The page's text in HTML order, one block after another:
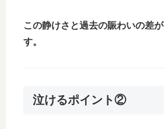
この静けさと過去の賑わいの差
す。
泣けるポイント②